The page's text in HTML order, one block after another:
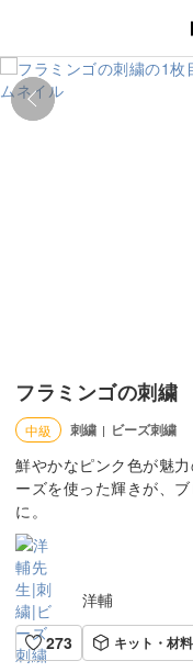
フラミンゴの刺繍
中級 刺繍 | ビーズ刺繍
鮮やかなピンク色が魅
ーズを使った輝きが、
に。
洋輔
273
キット・材料